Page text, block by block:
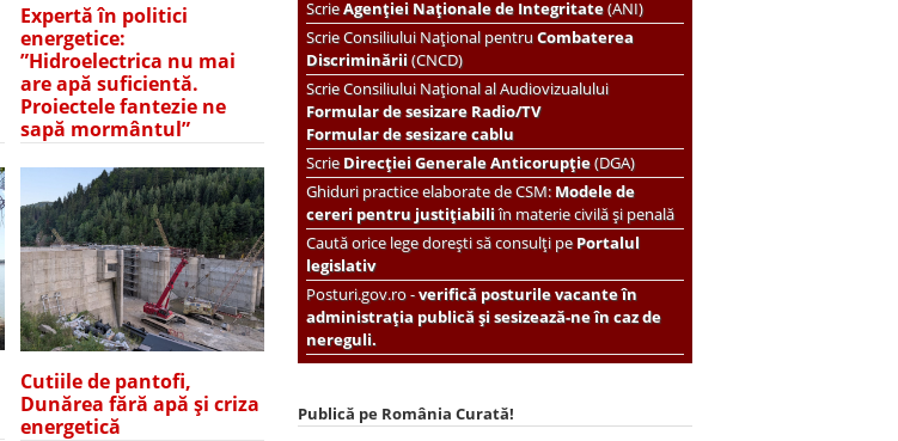
Expertă în politici
energetice:
”Hidroelectrica nu mai
are apă suficientă.
Proiectele fantezie ne
sapă mormântul”
Cutiile de pantofi,
Dunărea fără apă și criza
energetică
ScrieAgenției Naționale de Integritate(ANI)
ScrieConsiliului Național pentruCombaterea
Discriminării(CNCD)
Scrie Consiliului Național al Audiovizualului
Formular de sesizare Radio/TV
Formular de sesizare cablu
ScrieDirecției Generale Anticorupție(DGA)
Ghiduri practice elaborate de CSM: Modele de
cereri pentru justițiabiliîn materie civilă și penală
Caută orice lege dorești să consulți pePortalul
legislativ
Posturi.gov.ro -verifică posturile vacante în
administrația publică și sesizează-ne în caz de
nereguli.
Publică pe România Curată!